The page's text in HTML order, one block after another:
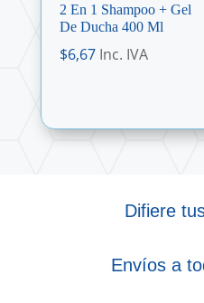
2 En 1 Shampoo + Gel
De Ducha 400 Ml
$6,67 Inc. IVA
Difiere
Envíos a